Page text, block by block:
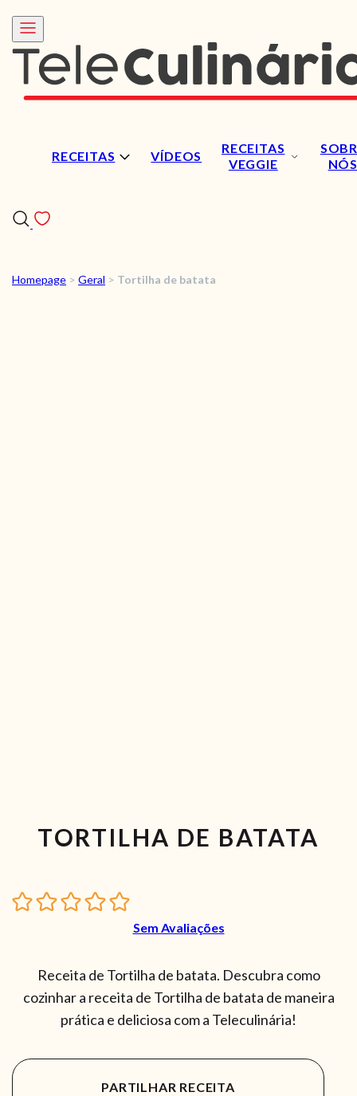
RECEITAS VÍDEOS
RECEITAS
VEGGIE
NÓS
RECEITAS
Homepage > Geral > Tortilha de batata
TORTILHA DE BATATA
Sem Avaliações
Receita de Tortilha de batata. Descubra como
cozinhar a receita de Tortilha de batata de maneira
prática e deliciosa com a Teleculinária!
PARTILHAR RECEITA